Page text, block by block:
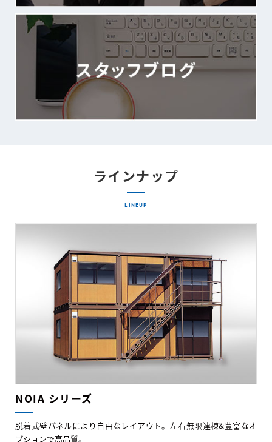
ラインナップ
LINEUP
NOIA シリーズ
脱着式壁パネルにより自由なレイアウト。左右無限連棟&豊富なオ
プションで高品質。